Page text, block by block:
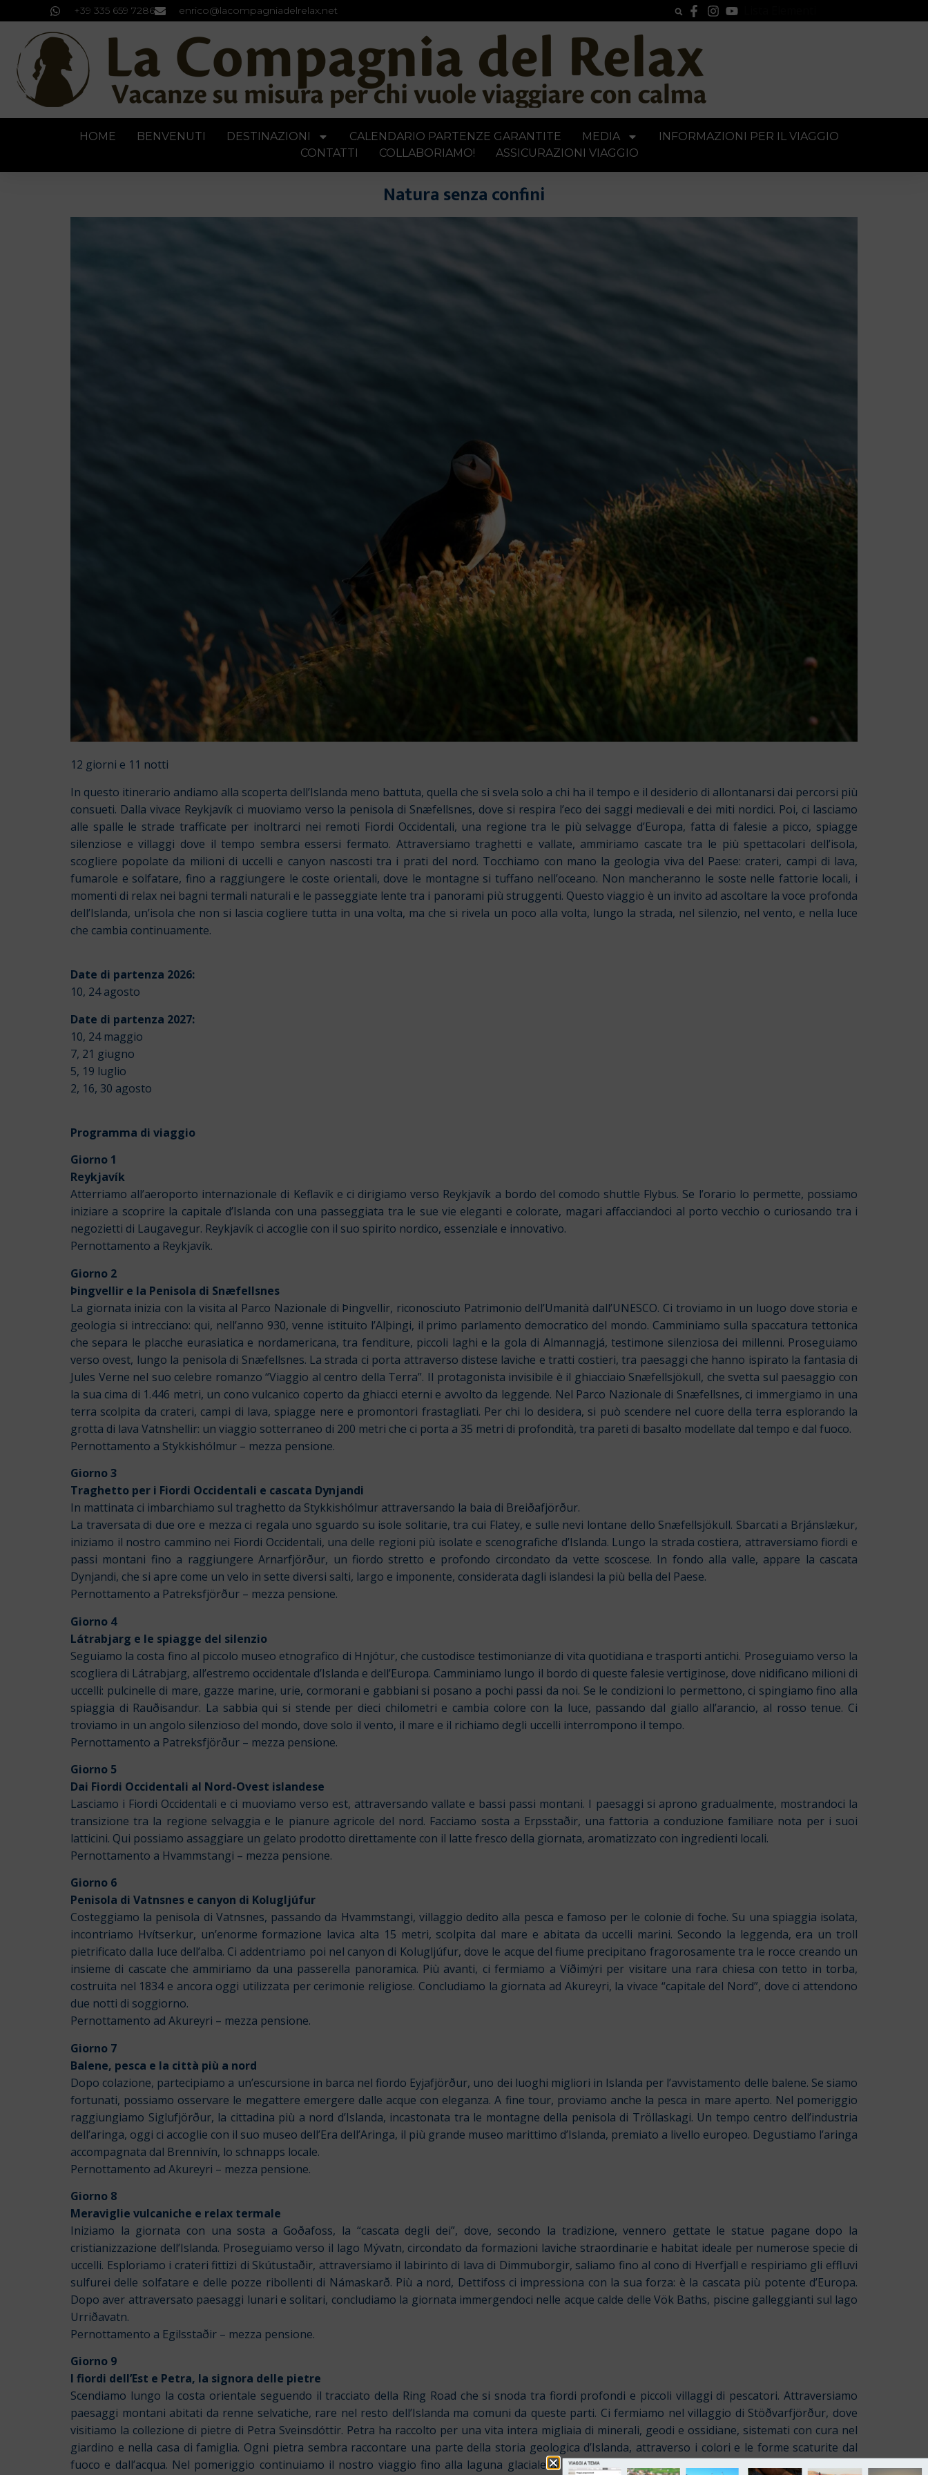
+39 335 659 7286 enrico@lacompagniadelrelax.net
HOME BENVENUTI DESTINAZIONI CALENDARIO PARTENZE GARANTITE MEDIA
INFORMAZIONI PER IL VIAGGIO
CONTATTI
COLLABORIAMO! ASSICURAZIONI VIAGGIO
Natura senza confini
12 giorni e 11 notti
In questo itinerario andiamo alla scoperta dell’Islanda meno battuta, quella che si svela solo a chi ha il tempo e il desiderio di allontanarsi dai percorsi più
consueti. Dalla vivace Reykjavík ci muoviamo verso la penisola di Snæfellsnes, dove si respira l’eco dei saggi medievali e dei miti nordici. Poi, ci lasciamo
alle spalle le strade trafficate per inoltrarci nei remoti Fiordi Occidentali, una regione tra le più selvagge d’Europa, fatta di falesie a picco, spiagge
silenziose e villaggi dove il tempo sembra essersi fermato. Attraversiamo traghetti e vallate, ammiriamo cascate tra le più spettacolari dell’isola,
scogliere popolate da milioni di uccelli e canyon nascosti tra i prati del nord. Tocchiamo con mano la geologia viva del Paese: crateri, campi di lava,
fumarole e solfatare, fino a raggiungere le coste orientali, dove le montagne si tuffano nell’oceano. Non mancheranno le soste nelle fattorie locali, i
momenti di relax nei bagni termali naturali e le passeggiate lente tra i panorami più struggenti. Questo viaggio è un invito ad ascoltare la voce profonda
dell’Islanda, un’isola che non si lascia cogliere tutta in una volta, ma che si rivela un poco alla volta, lungo la strada, nel silenzio, nel vento, e nella luce
che cambia continuamente.
Date di partenza 2026:
10, 24 agosto
Date di partenza 2027:
10, 24 maggio
7, 21 giugno
5, 19 luglio
2, 16, 30 agosto
Programma di viaggio
Giorno 1
Reykjavík
Atterriamo all’aeroporto internazionale di Keflavík e ci dirigiamo verso Reykjavík a bordo del comodo shuttle Flybus. Se l’orario lo permette, possiamo
iniziare a scoprire la capitale d’Islanda con una passeggiata tra le sue vie eleganti e colorate, magari affacciandoci al porto vecchio o curiosando tra i
negozietti di Laugavegur. Reykjavík ci accoglie con il suo spirito nordico, essenziale e innovativo.
Pernottamento a Reykjavík.
Giorno 2
Þingvellir e la Penisola di Snæfellsnes
La giornata inizia con la visita al Parco Nazionale di Þingvellir, riconosciuto Patrimonio dell’Umanità dall’UNESCO. Ci troviamo in un luogo dove storia e
geologia si intrecciano: qui, nell’anno 930, venne istituito l’Alþingi, il primo parlamento democratico del mondo. Camminiamo sulla spaccatura tettonica
che separa le placche eurasiatica e nordamericana, tra fenditure, piccoli laghi e la gola di Almannagjá, testimone silenziosa dei millenni. Proseguiamo
verso ovest, lungo la penisola di Snæfellsnes. La strada ci porta attraverso distese laviche e tratti costieri, tra paesaggi che hanno ispirato la fantasia di
Jules Verne nel suo celebre romanzo “Viaggio al centro della Terra”. Il protagonista invisibile è il ghiacciaio Snæfellsjökull, che svetta sul paesaggio con
la sua cima di 1.446 metri, un cono vulcanico coperto da ghiacci eterni e avvolto da leggende. Nel Parco Nazionale di Snæfellsnes, ci immergiamo in una
terra scolpita da crateri, campi di lava, spiagge nere e promontori frastagliati. Per chi lo desidera, si può scendere nel cuore della terra esplorando la
grotta di lava Vatnshellir: un viaggio sotterraneo di 200 metri che ci porta a 35 metri di profondità, tra pareti di basalto modellate dal tempo e dal fuoco.
Pernottamento a Stykkishólmur – mezza pensione.
Giorno 3
Traghetto per i Fiordi Occidentali e cascata Dynjandi
In mattinata ci imbarchiamo sul traghetto da Stykkishólmur attraversando la baia di Breiðafjörður.
La traversata di due ore e mezza ci regala uno sguardo su isole solitarie, tra cui Flatey, e sulle nevi lontane dello Snæfellsjökull. Sbarcati a Brjánslækur,
iniziamo il nostro cammino nei Fiordi Occidentali, una delle regioni più isolate e scenografiche d’Islanda. Lungo la strada costiera, attraversiamo fiordi e
passi montani fino a raggiungere Arnarfjörður, un fiordo stretto e profondo circondato da vette scoscese. In fondo alla valle, appare la cascata
Dynjandi, che si apre come un velo in sette diversi salti, largo e imponente, considerata dagli islandesi la più bella del Paese.
Pernottamento a Patreksfjörður – mezza pensione.
Giorno 4
Látrabjarg e le spiagge del silenzio
Seguiamo la costa fino al piccolo museo etnografico di Hnjótur, che custodisce testimonianze di vita quotidiana e trasporti antichi. Proseguiamo verso la
scogliera di Látrabjarg, all’estremo occidentale d’Islanda e dell’Europa. Camminiamo lungo il bordo di queste falesie vertiginose, dove nidificano milioni di
uccelli: pulcinelle di mare, gazze marine, urie, cormorani e gabbiani si posano a pochi passi da noi. Se le condizioni lo permettono, ci spingiamo fino alla
spiaggia di Rauðisandur. La sabbia qui si stende per dieci chilometri e cambia colore con la luce, passando dal giallo all’arancio, al rosso tenue. Ci
troviamo in un angolo silenzioso del mondo, dove solo il vento, il mare e il richiamo degli uccelli interrompono il tempo.
Pernottamento a Patreksfjörður – mezza pensione.
Giorno 5
Dai Fiordi Occidentali al Nord-Ovest islandese
Lasciamo i Fiordi Occidentali e ci muoviamo verso est, attraversando vallate e bassi passi montani. I paesaggi si aprono gradualmente, mostrandoci la
transizione tra la regione selvaggia e le pianure agricole del nord. Facciamo sosta a Erpsstaðir, una fattoria a conduzione familiare nota per i suoi
latticini. Qui possiamo assaggiare un gelato prodotto direttamente con il latte fresco della giornata, aromatizzato con ingredienti locali.
Pernottamento a Hvammstangi – mezza pensione.
Giorno 6
Penisola di Vatnsnes e canyon di Kolugljúfur
Costeggiamo la penisola di Vatnsnes, passando da Hvammstangi, villaggio dedito alla pesca e famoso per le colonie di foche. Su una spiaggia isolata,
incontriamo Hvítserkur, un’enorme formazione lavica alta 15 metri, scolpita dal mare e abitata da uccelli marini. Secondo la leggenda, era un troll
pietrificato dalla luce dell’alba. Ci addentriamo poi nel canyon di Kolugljúfur, dove le acque del fiume precipitano fragorosamente tra le rocce creando un
insieme di cascate che ammiriamo da una passerella panoramica. Più avanti, ci fermiamo a Víðimýri per visitare una rara chiesa con tetto in torba,
costruita nel 1834 e ancora oggi utilizzata per cerimonie religiose. Concludiamo la giornata ad Akureyri, la vivace “capitale del Nord”, dove ci attendono
due notti di soggiorno.
Pernottamento ad Akureyri – mezza pensione.
Giorno 7
Balene, pesca e la città più a nord
Dopo colazione, partecipiamo a un’escursione in barca nel fiordo Eyjafjörður, uno dei luoghi migliori in Islanda per l’avvistamento delle balene. Se siamo
fortunati, possiamo osservare le megattere emergere dalle acque con eleganza. A fine tour, proviamo anche la pesca in mare aperto. Nel pomeriggio
raggiungiamo Siglufjörður, la cittadina più a nord d’Islanda, incastonata tra le montagne della penisola di Tröllaskagi. Un tempo centro dell’industria
dell’aringa, oggi ci accoglie con il suo museo dell’Era dell’Aringa, il più grande museo marittimo d’Islanda, premiato a livello europeo. Degustiamo l’aringa
accompagnata dal Brennivín, lo schnapps locale.
Pernottamento ad Akureyri – mezza pensione.
Giorno 8
Meraviglie vulcaniche e relax termale
Iniziamo la giornata con una sosta a Goðafoss, la “cascata degli dei”, dove, secondo la tradizione, vennero gettate le statue pagane dopo la
cristianizzazione dell’Islanda. Proseguiamo verso il lago Mývatn, circondato da formazioni laviche straordinarie e habitat ideale per numerose specie di
uccelli. Esploriamo i crateri fittizi di Skútustaðir, attraversiamo il labirinto di lava di Dimmuborgir, saliamo fino al cono di Hverfjall e respiriamo gli effluvi
sulfurei delle solfatare e delle pozze ribollenti di Námaskarð. Più a nord, Dettifoss ci impressiona con la sua forza: è la cascata più potente d’Europa.
Dopo aver attraversato paesaggi lunari e solitari, concludiamo la giornata immergendoci nelle acque calde delle Vök Baths, piscine galleggianti sul lago
Urriðavatn.
Pernottamento a Egilsstaðir – mezza pensione.
Giorno 9
I fiordi dell’Est e Petra, la signora delle pietre
Scendiamo lungo la costa orientale seguendo il tracciato della Ring Road che si snoda tra fiordi profondi e piccoli villaggi di pescatori. Attraversiamo
paesaggi montani abitati da renne selvatiche, rare nel resto dell’Islanda ma comuni da queste parti. Ci fermiamo nel villaggio di Stöðvarfjörður, dove
visitiamo la collezione di pietre di Petra Sveinsdóttir. Petra ha raccolto per una vita intera migliaia di minerali, geodi e ossidiane, sistemati con cura nel
giardino e nella casa di famiglia. Ogni pietra sembra raccontare una parte della storia geologica d’Islanda, attraverso i colori e le forme scaturite dal
fuoco e dall’acqua. Nel pomeriggio continuiamo il nostro viaggio fino alla laguna glaciale di Jökulsárlón, dove i ghiacci si staccano dal Vatnajökull e